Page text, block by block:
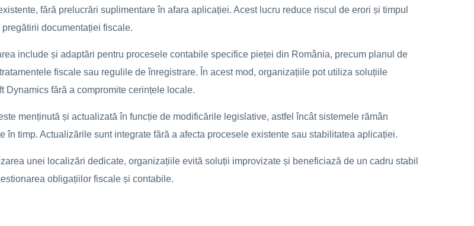
fără prelucrări suplimentare în afara aplicației. Acest lucru reduce riscul de erori și timpul
pregătirii documentației fiscale.
include și adaptări pentru procesele contabile specifice pieței din România, precum planul de
fiscale sau regulile de înregistrare. În acest mod, organizațiile pot utiliza soluțiile
Dynamics fără a compromite cerințele locale.
menținută și actualizată în funcție de modificările legislative, astfel încât sistemele rămân
în timp. Actualizările sunt integrate fără a afecta procesele existente sau stabilitatea aplicației.
unei localizări dedicate, organizațiile evită soluții improvizate și beneficiază de un cadru stabil
obligațiilor fiscale și contabile.